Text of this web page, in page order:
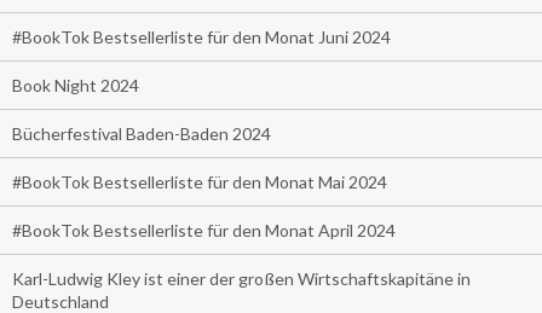
#BookTok Bestsellerliste für den Monat Juni 2024
Book Night 2024
Bücherfestival Baden-Baden 2024
#BookTok Bestsellerliste für den Monat Mai 2024
#BookTok Bestsellerliste für den Monat April 2024
Karl-Ludwig Kley ist einer der großen Wirtschaftskapitäne in
Deutschland